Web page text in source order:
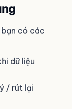
có các
dữ liệu
/ rút lại